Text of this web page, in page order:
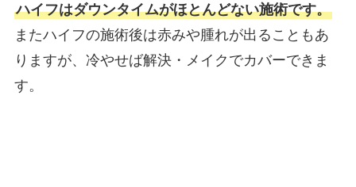
ハイフはダウンタイムがほとんどない施術です。
またハイフの施術後は赤みや腫れが出ることもあ
りますが、冷やせば解決・メイクでカバーできま
す。